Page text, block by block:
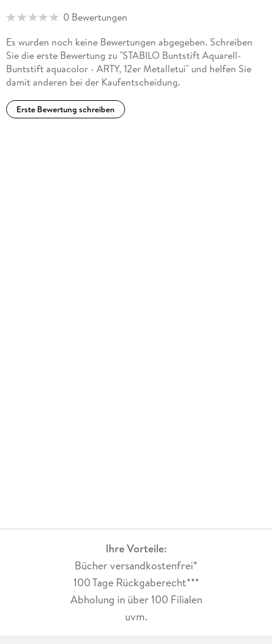
0 Bewertungen
Es wurden noch keine Bewertungen abgegeben. Schreiben
Sie die erste Bewertung zu "STABILO Buntstift Aquarell-
Buntstift aquacolor - ARTY, 12er Metalletui" und helfen Sie
damit anderen bei der Kaufentscheidung.
Erste Bewertung schreiben
Ihre Vorteile:
Bücher versandkostenfrei*
100 Tage Rückgaberecht***
Abholung in über 100 Filialen
uvm.